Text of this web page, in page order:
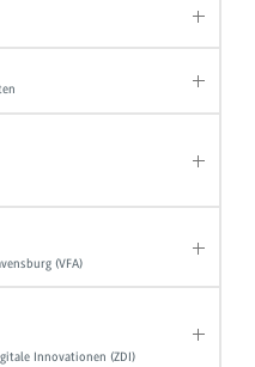
(VFA)
Innovationen (ZDI)